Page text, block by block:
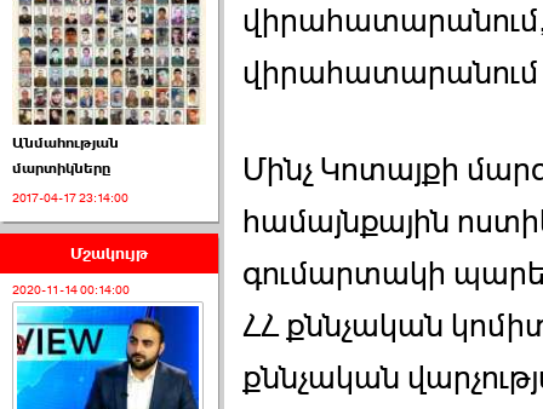
2026-07-01 00:52:00
ՍԴ-ն հուլիսի 1-ին
կհեռանա ›››
2026-07-01 00:08:00
Անմահության
մարտիկները
2017-04-17 23:14:00
Մշակույթ
2020-11-14 00:14:00
վիրահատարանում,
վիրահատարանում
Մինչ Կոտայքի
համայնքային
գումարտակի
ՀՀ քննչական
քննչական